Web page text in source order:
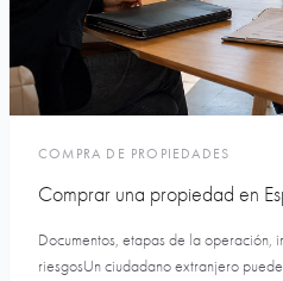
COMPRA DE PROPIEDADES
Comprar una propiedad en
Documentos, etapas de la operación,
riesgosUn ciudadano extranjero